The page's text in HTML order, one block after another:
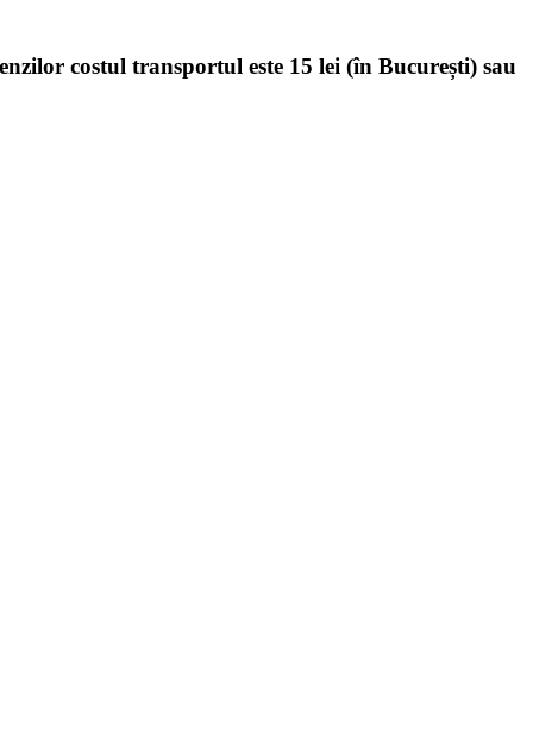
costul transportul este 15 lei (în București) sau